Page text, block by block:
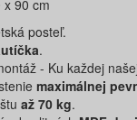
x 90 cm
posteľ.
.
- Ku každej
maximálnej
až 70 kg.